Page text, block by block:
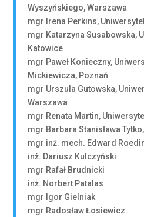
Wyszyńskiego, Warszawa
mgr Irena Perkins,
mgr Katarzyna Susabowska,
Katowice
mgr Paweł Konieczny,
Mickiewicza, Poznań
mgr Urszula Gutowska,
Warszawa
mgr Renata Martin,
mgr Barbara Stanisława
mgr inż. mech. Edward
inż. Dariusz Kulczyński
mgr Rafał Brudnicki
inż. Norbert Patalas
mgr Igor Gielniak
mgr Radosław Łosiewicz